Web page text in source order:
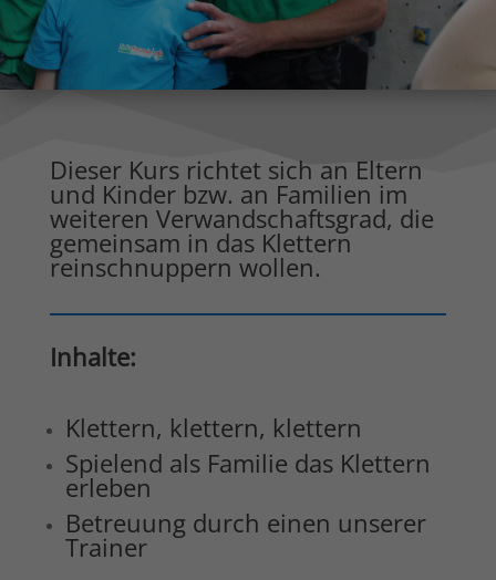
Dieser Kurs richtet sich an Eltern
und Kinder bzw. an Familien im
weiteren Verwandschaftsgrad, die
gemeinsam in das Klettern
reinschnuppern wollen.
Inhalte:
Klettern, klettern, klettern
Spielend als Familie das Klettern
erleben
Betreuung durch einen unserer
Trainer